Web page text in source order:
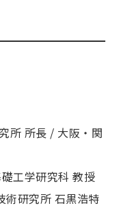
所 所長 / 大阪・関
工学研究科 教授
術研究所 石黒浩特